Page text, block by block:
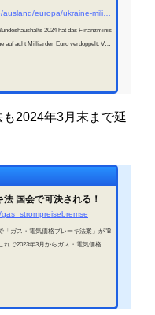
2024 hat das Finanzminis
acht Milliarden Euro verdoppelt. Vert
2024年3月末まで延
国会で可決される！
「ガス・電気価格ブレーキ法案」が"B
で2023年3月からガス・電気価格ブ
価格は「連動制」を取っているの